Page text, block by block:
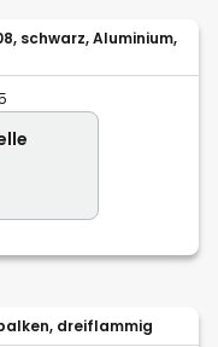
schwarz, Aluminium,
dreiflammig